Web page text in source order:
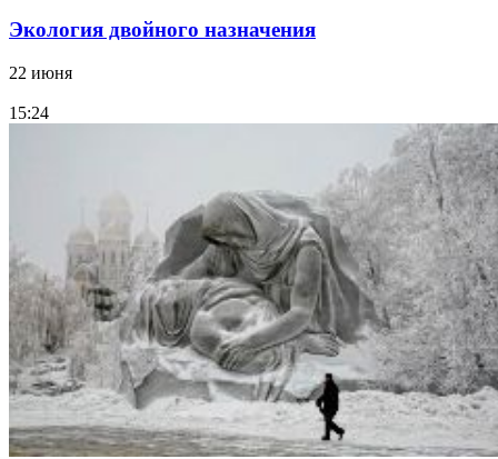
Экология двойного назначения
22 июня
15:24